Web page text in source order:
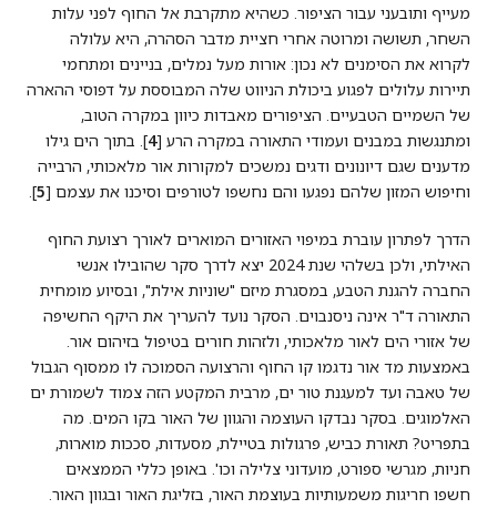
מעייף ותובעני עבור הציפור. כשהיא מתקרבת אל החוף לפני עלות
השחר, תשושה ומרוטה אחרי חציית מדבר הסהרה, היא עלולה
לקרוא את הסימנים לא נכון: אורות מעל נמלים, בניינים ומתחמי
תיירות עלולים לפגוע ביכולת הניווט שלה המבוססת על דפוסי ההארה
של השמיים הטבעיים. הציפורים מאבדות כיוון במקרה הטוב,
ומתנגשות במבנים ועמודי התאורה במקרה הרע [4]. בתוך הים גילו
מדענים שגם דיונונים ודגים נמשכים למקורות אור מלאכותי, הרבייה
וחיפוש המזון שלהם נפגעו והם נחשפו לטורפים וסיכנו את עצמם [5
].
הדרך לפתרון עוברת במיפוי האזורים המוארים לאורך רצועת החוף
האילתי, ולכן בשלהי שנת 2024 יצא לדרך סקר שהובילו אנשי
החברה להגנת הטבע, במסגרת מיזם "שוניות אילת", ובסיוע מומחית
התאורה ד"ר אינה ניסנבוים. הסקר נועד להעריך את היקף החשיפה
של אזורי הים לאור מלאכותי, ולזהות חורים בטיפול בזיהום אור.
באמצעות מד אור נדגמו קו החוף והרצועה הסמוכה לו ממסוף הגבול
של טאבה ועד למעגנת טור ים, מרבית המקטע הזה צמוד לשמורת ים
האלמוגים. בסקר נבדקו העוצמה והגוון של האור בקו המים. מה
בתפריט? תאורת כביש, פרגולות בטיילת, מסעדות, סככות מוארות,
חניות, מגרשי ספורט, מועדוני צלילה וכו'. באופן כללי הממצאים
חשפו חריגות משמעותיות בעוצמת האור, בזליגת האור ובגוון האור.